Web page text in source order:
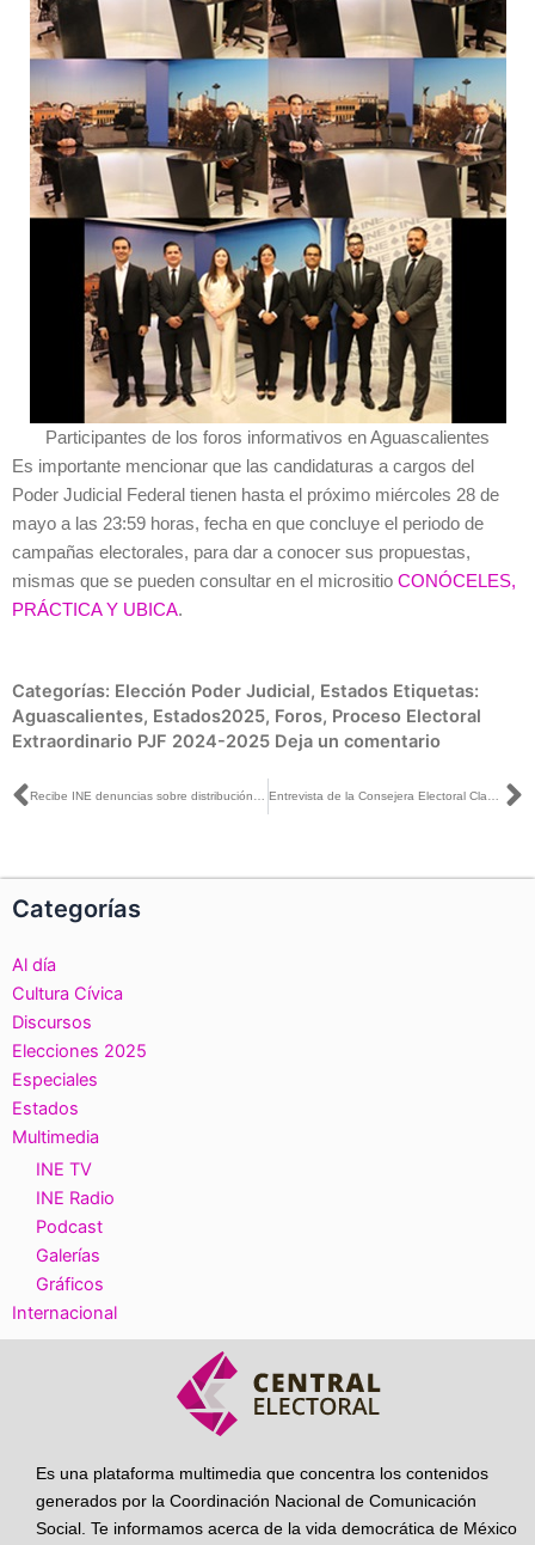
Participantes de los foros informativos en Aguascalientes
Es importante mencionar que las candidaturas a cargos del
Poder Judicial Federal tienen hasta el próximo miércoles 28 de
mayo a las 23:59 horas, fecha en que concluye el periodo de
campañas electorales, para dar a conocer sus propuestas,
mismas que se pueden consultar en el micrositio CONÓCELES,
PRÁCTICA Y UBICA.
Categorías: Elección Poder Judicial, Estados Etiquetas:
Aguascalientes, Estados2025, Foros, Proceso Electoral
Extraordinario PJF 2024-2025 Deja un comentario
Ant
Categorías
Al día
Cultura Cívica
Discursos
Elecciones 2025
Especiales
Estados
Multimedia
INE TV
INE Radio
Podcast
Galerías
Gráficos
Internacional
Es una plataforma multimedia que concentra los contenidos
generados por la Coordinación Nacional de Comunicación
Social. Te informamos acerca de la vida democrática de México